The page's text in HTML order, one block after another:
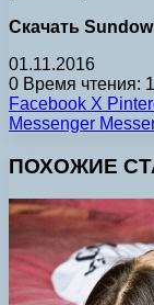
Скачать
01.11.2016
0 Время чтения:
Facebook X
Messenger
ПОХОЖИЕ